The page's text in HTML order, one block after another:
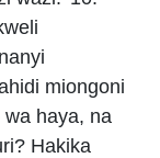
miongoni
wa haya, na
Hakika